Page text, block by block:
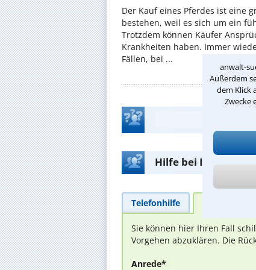
anwalt-
Außerdem
dem Klick
Zwecke
Der Kauf eines Pferdes ist eine
bestehen, weil es sich um ein
Trotzdem können Käufer
Krankheiten haben. Immer
Fällen, bei ...
Hilfe bei Ihrer
Telefonhilfe
Sie können hier Ihren Fall
Vorgehen abzuklären. Die
Anrede*